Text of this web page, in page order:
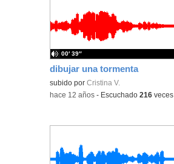
dibujar una tormenta
subido porCristina V.
00′ 39″
-hace 12 años - Escuchado216 veces